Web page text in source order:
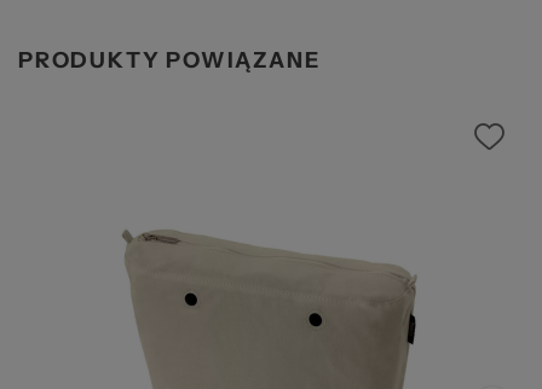
PRODUKTY POWIĄZANE